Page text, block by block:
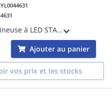
Dalle lumineuse à LED START Panel Technologie Backlit (rétroéclairée) 1200x600 - UGR19 - 29W - 3800lm - IRC80 - 4000K - Version DALI
Ajouter au panier
vos prix et les stocks